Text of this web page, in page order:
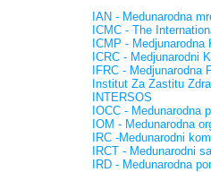
IAN - Medunarodna
ICMC - The
ICMP -
ICRC - Medjunarodni
IFRC -
Institut Za Zastitu
INTERSOS
IOCC - Medunarodna
IOM - Medunarodna
IRC -Medunarodni
IRCT - Medunarodni
IRD - Medunarodna